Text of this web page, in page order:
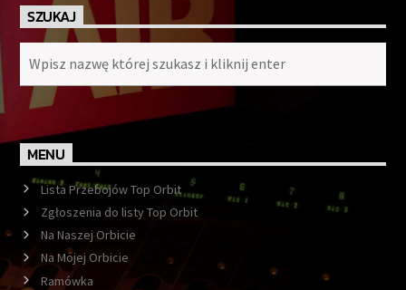
SZUKAJ
MENU
Lista Przebojów Top Orbit
Zgłoszenia do listy Top Orbit
Na Naszej Orbicie
Na Mojej Orbicie
Ramówka